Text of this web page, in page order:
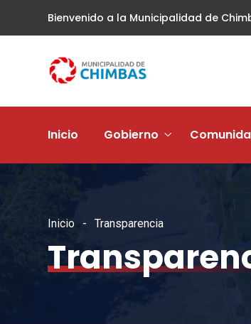
Bienvenido a la Municipalidad de
El Barrio
Inicio Gobierno
Inicio Transparencia